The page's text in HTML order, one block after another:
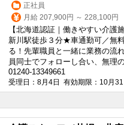
正社員
月給 207,900円 ～ 228,100円
【北海道認証｜働きやすい介護施
新川駅徒歩３分★車通勤可／無
る！先輩職員と一緒に業務の流
員同士でフォローし合い、無理
01240-13349661
受理日：8月4日 有効期限：10月31